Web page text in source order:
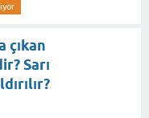
çıkan
Sarı